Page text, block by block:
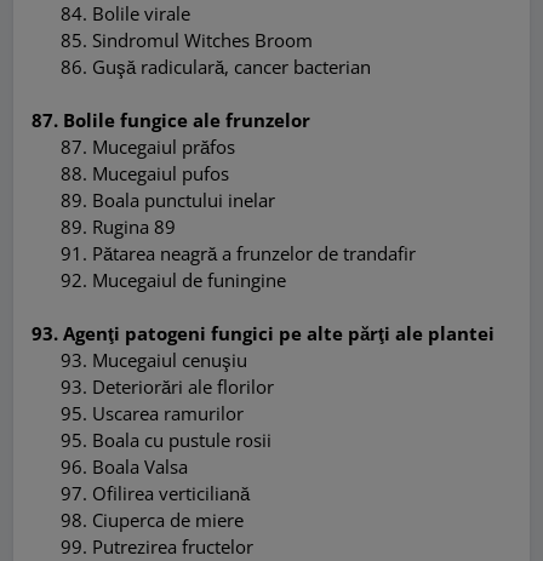
84. Bolile virale
85. Sindromul Witches Broom
86. Guşă radiculară, cancer bacterian
87. Bolile fungice ale frunzelor
87. Mucegaiul prăfos
88. Mucegaiul pufos
89. Boala punctului inelar
89. Rugina 89
91 . Pătarea neagră a frunzelor de trandafir
92. Mucegaiul de funingine
93. Agenţi patogeni fungici pe alte părţi ale plantei
93. Mucegaiul cenuşiu
93. Deteriorări ale florilor
95. Uscarea ramurilor
95. Boala cu pustule rosii
96. Boala Valsa
97. Ofilirea verticiliană
98. Ciuperca de miere
99. Putrezirea fructelor